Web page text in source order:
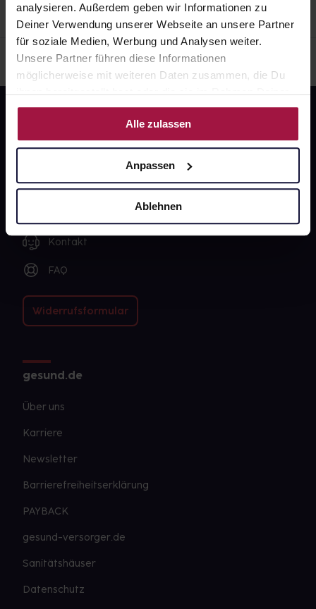
analysieren. Außerdem geben wir Informationen zu
Deiner Verwendung unserer Webseite an unsere Partner
für soziale Medien, Werbung und Analysen weiter.
Unsere Partner führen diese Informationen
möglicherweise mit weiteren Daten zusammen, die Du
ihnen bereitgestellt hast oder die sie im Rahmen Deiner
Nutzung der Dienste gesammelt haben.
Alle zulassen
Anpassen
Ablehnen
Fragen zu Deiner Bestellung?
Kontakt
FAQ
Widerrufsformular
gesund.de
Über uns
Karriere
Newsletter
Barrierefreiheitserklärung
PAYBACK
gesund-versorger.de
Sanitätshäuser
Datenschutz